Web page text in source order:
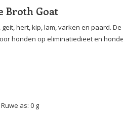
Broth Goat
hert, kip, lam, varken en paard.
honden op eliminatiedieet en
as: 0 g